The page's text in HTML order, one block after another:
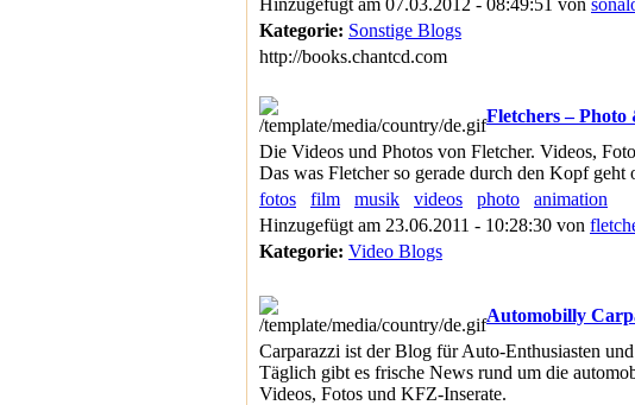
Hinzugefügt am 07.03.2012 - 08:49:51 von
Kategorie: Sonstige Blogs
http://books.chantcd.com
Fletchers – Photo
Die Videos und Photos von Fletcher. Videos,
Das was Fletcher so gerade durch den Kopf
fotos
film musik videos photo
animation
Hinzugefügt am 23.06.2011 - 10:28:30 von
Kategorie: Video Blogs
Automobilly
Carparazzi ist der Blog für Auto-Enthusiasten
Täglich gibt es frische News rund um die
Videos, Fotos und KFZ-Inserate.